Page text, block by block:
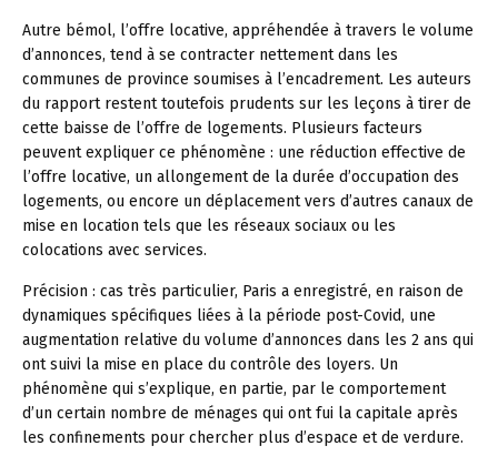
Autre bémol, l’offre locative, appréhendée à travers le volume
d’annonces, tend à se contracter nettement dans les
communes de province soumises à l’encadrement. Les auteurs
du rapport restent toutefois prudents sur les leçons à tirer de
cette baisse de l’offre de logements. Plusieurs facteurs
peuvent expliquer ce phénomène : une réduction effective de
l’offre locative, un allongement de la durée d’occupation des
logements, ou encore un déplacement vers d’autres canaux de
mise en location tels que les réseaux sociaux ou les
colocations avec services.
Précision : cas très particulier, Paris a enregistré, en raison de
dynamiques spécifiques liées à la période post-Covid, une
augmentation relative du volume d’annonces dans les 2 ans qui
ont suivi la mise en place du contrôle des loyers. Un
phénomène qui s’explique, en partie, par le comportement
d’un certain nombre de ménages qui ont fui la capitale après
les confinements pour chercher plus d’espace et de verdure.